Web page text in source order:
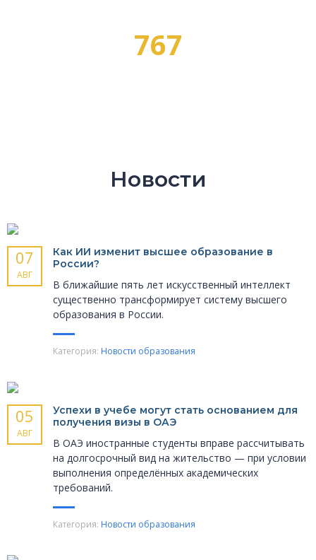
767
Новости
07
АВГ
Как ИИ изменит высшее образование в
России?
В ближайшие пять лет искусственный интеллект
существенно трансформирует систему высшего
образования в России.
Категория: Новости образования
05
АВГ
Успехи в учебе могут стать основанием для
получения визы в ОАЭ
В ОАЭ иностранные студенты вправе рассчитывать
на долгосрочный вид на жительство — при условии
выполнения определённых академических
требований.
Категория: Новости образования